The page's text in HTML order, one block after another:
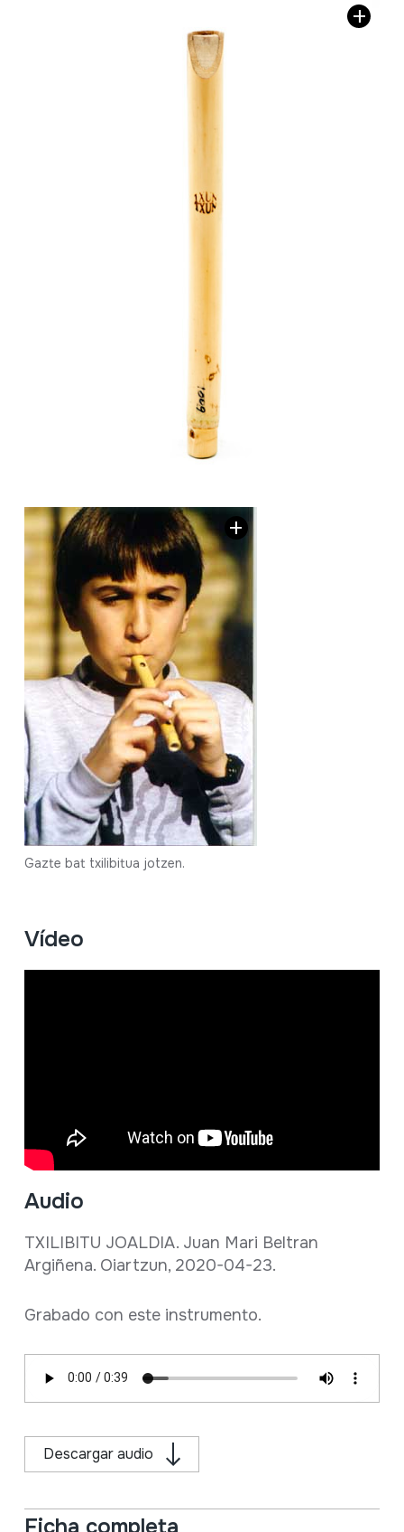
Gazte bat txilibitua jotzen.
Vídeo
Audio
TXILIBITU JOALDIA. Juan Mari Beltran
Argiñena. Oiartzun, 2020-04-23.
Grabado con este instrumento.
Descargar audio
Ficha completa